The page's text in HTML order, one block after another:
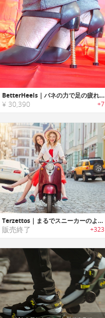
BetterHeels｜バネの力で足の疲れ・痛みを低減するステンレススチールヒールシューズ「ベターヒールズ」
¥ 30,390 +7
Terzettos｜まるでスニーカーのような履き心地・機能性のフラットシューズ「テレゼトス」
販売終了 +323